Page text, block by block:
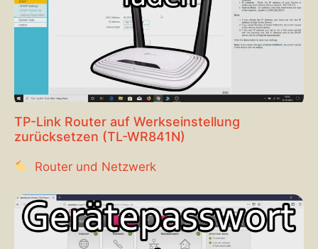
TP-Link Router auf Werkseinstellung
zurücksetzen (TL-WR841N)
Router und Netzwerk